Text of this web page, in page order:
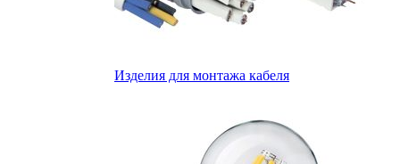
Изделия для монтажа кабеля